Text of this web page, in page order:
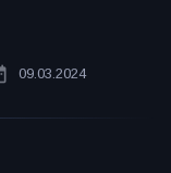
09.03.2024